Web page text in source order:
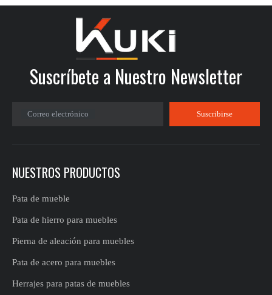
Suscríbete a Nuestro Newsletter
Correo electrónico Suscribirse
NUESTROS PRODUCTOS
Pata de mueble
Pata de hierro para muebles
Pierna de aleación para muebles
Pata de acero para muebles
Herrajes para patas de muebles